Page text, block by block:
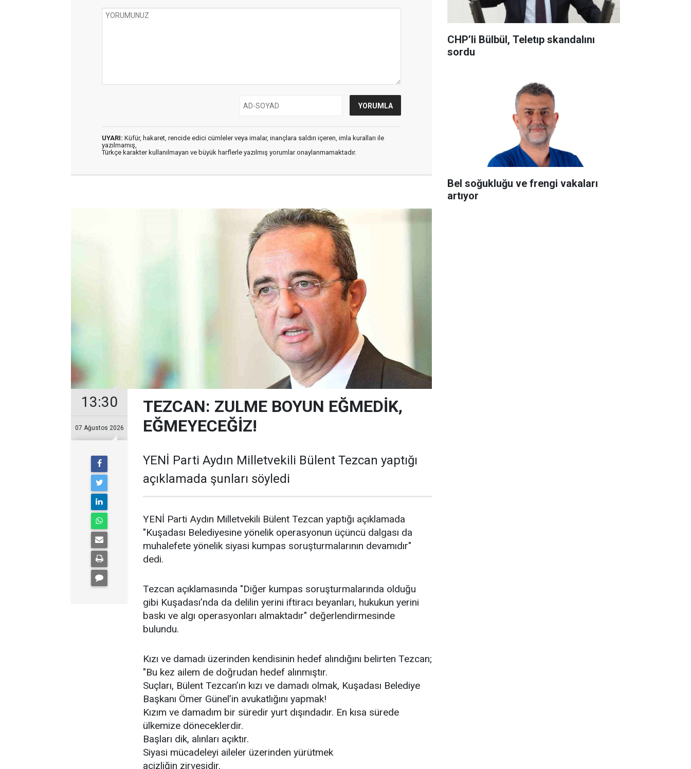
UYARI: Küfür, hakaret, rencide edici cümleler veya imalar, inançlara saldırı içeren, imla kuralları ile
yazılmamış,
Türkçe karakter kullanılmayan ve büyük harflerle yazılmış yorumlar onaylanmamaktadır.
13:30
07 Ağustos 2026
TEZCAN: ZULME BOYUN EĞMEDİK,
EĞMEYECEĞİZ!
YENİ Parti Aydın Milletvekili Bülent Tezcan yaptığı
açıklamada şunları söyledi
YENİ Parti Aydın Milletvekili Bülent Tezcan yaptığı açıklamada
"Kuşadası Belediyesine yönelik operasyonun üçüncü dalgası da
muhalefete yönelik siyasi kumpas soruşturmalarının devamıdır"
dedi.
Tezcan açıklamasında "Diğer kumpas soruşturmalarında olduğu
gibi Kuşadası’nda da delilin yerini iftiracı beyanları, hukukun yerini
baskı ve algı operasyonları almaktadır" değerlendirmesinde
bulundu.
Kızı ve damadı üzerinden kendisinin hedef alındığını belirten Tezcan;
"Bu kez ailem de doğrudan hedef alınmıştır.
Suçları, Bülent Tezcan’ın kızı ve damadı olmak, Kuşadası Belediye
Başkanı Ömer Günel’in avukatlığını yapmak!
Kızım ve damadım bir süredir yurt dışındadır. En kısa sürede
ülkemize döneceklerdir.
Başları dik, alınları açıktır.
Siyasi mücadeleyi aileler üzerinden yürütmek
acizliğin zirvesidir.
CHP’li Bülbül, Teletıp skandalını
sordu
Bel soğukluğu ve frengi vakaları
artıyor